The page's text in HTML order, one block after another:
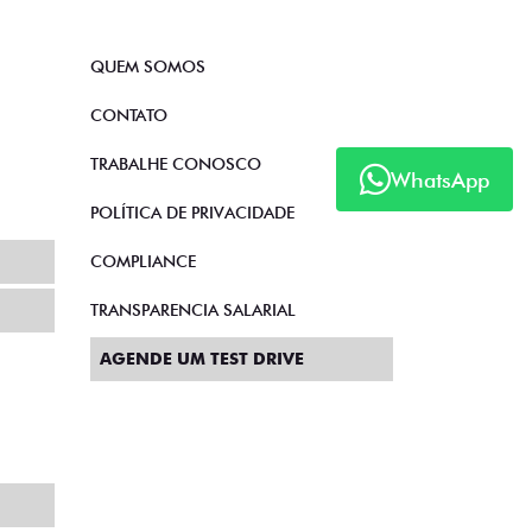
WhatsApp
QUEM SOMOS
CONTATO
TRABALHE CONOSCO
POLÍTICA DE PRIVACIDADE
COMPLIANCE
TRANSPARENCIA SALARIAL
AGENDE UM TEST DRIVE